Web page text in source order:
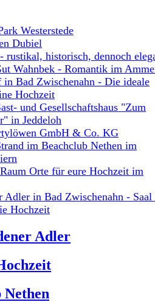
Westerstede
Dubiel
rustikal, historisch, dennoch
Wahnbek - Romantik im
in Bad Zwischenahn - Die ideale
Hochzeit
und Gesellschaftshaus "Zum
in Jeddeloh
GmbH & Co. KG
im Beachclub Nethen im
Orte für eure Hochzeit im
Adler in Bad Zwischenahn - Saal
Hochzeit
Adler
Nethen